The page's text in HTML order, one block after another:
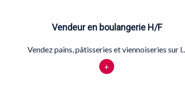
Vendeur en boulangerie H/F
Vendez pains, pâtisseries et viennoiseries sur l...
+